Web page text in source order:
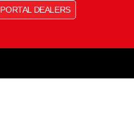
PORTAL DEALERS